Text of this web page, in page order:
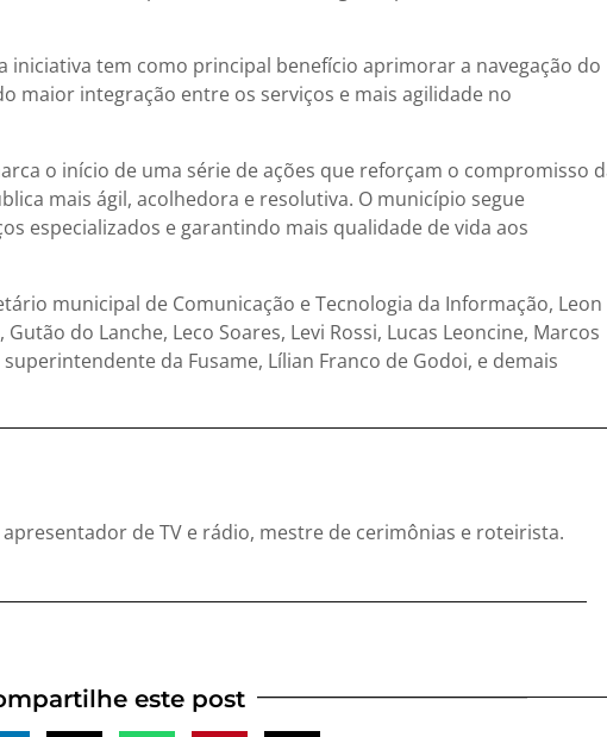
iniciativa tem como principal benefício aprimorar a navegação do
maior integração entre os serviços e mais agilidade no
o início de uma série de ações que reforçam o compromisso
mais ágil, acolhedora e resolutiva. O município segue
especializados e garantindo mais qualidade de vida aos
municipal de Comunicação e Tecnologia da Informação, Leon
do Lanche, Leco Soares, Levi Rossi, Lucas Leoncine, Marcos
da Fusame, Lílian Franco de Godoi, e demais
de TV e rádio, mestre de cerimônias e roteirista.
este post